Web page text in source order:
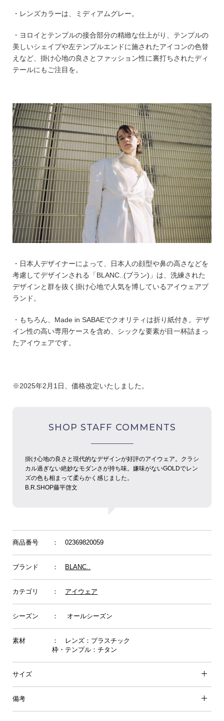
・レンズカラーは、ミディアムグレー。
・ヨロイとテンプルの接合部分の精緻な仕上がり、テンプルの
美しいシェイプや左テンプルエンドに施されたアイコンの色替
えなど、掛け心地の良さとファッション性に裏打ちされたディ
テールにもご注目を。
・日本人デザイナーによって、日本人の顔型や鼻の高さなどを
考慮してデザインされる「BLANC..(ブラン)」は、洗練された
デザインと群を抜く掛け心地で人気を博しているアイウェアブ
ランド。
・もちろん、Made in SABAEでクオリティは折り紙付き。デザ
イン性の高い専用ケースを含め、シックな要素が目一杯詰まっ
たアイウェアです。
※2025年2月1日、価格改定いたしました。
SHOP STAFF COMMENTS
掛け心地の良さと現代的なデザインが好評のアイウェア。クラシ
カル過ぎない絶妙なモダンさが持ち味。嫌味がないGOLDでレン
ズの色も相まって柔らかく感じました。
B.R.SHOP藤平啓文
商品番号 ： 02369820059
ブランド ： BLANC..
カテゴリ ： アイウェア
シーズン ： オールシーズン
素材
： レンズ：プラスチック
枠・テンプル：チタン
サイズ
備考